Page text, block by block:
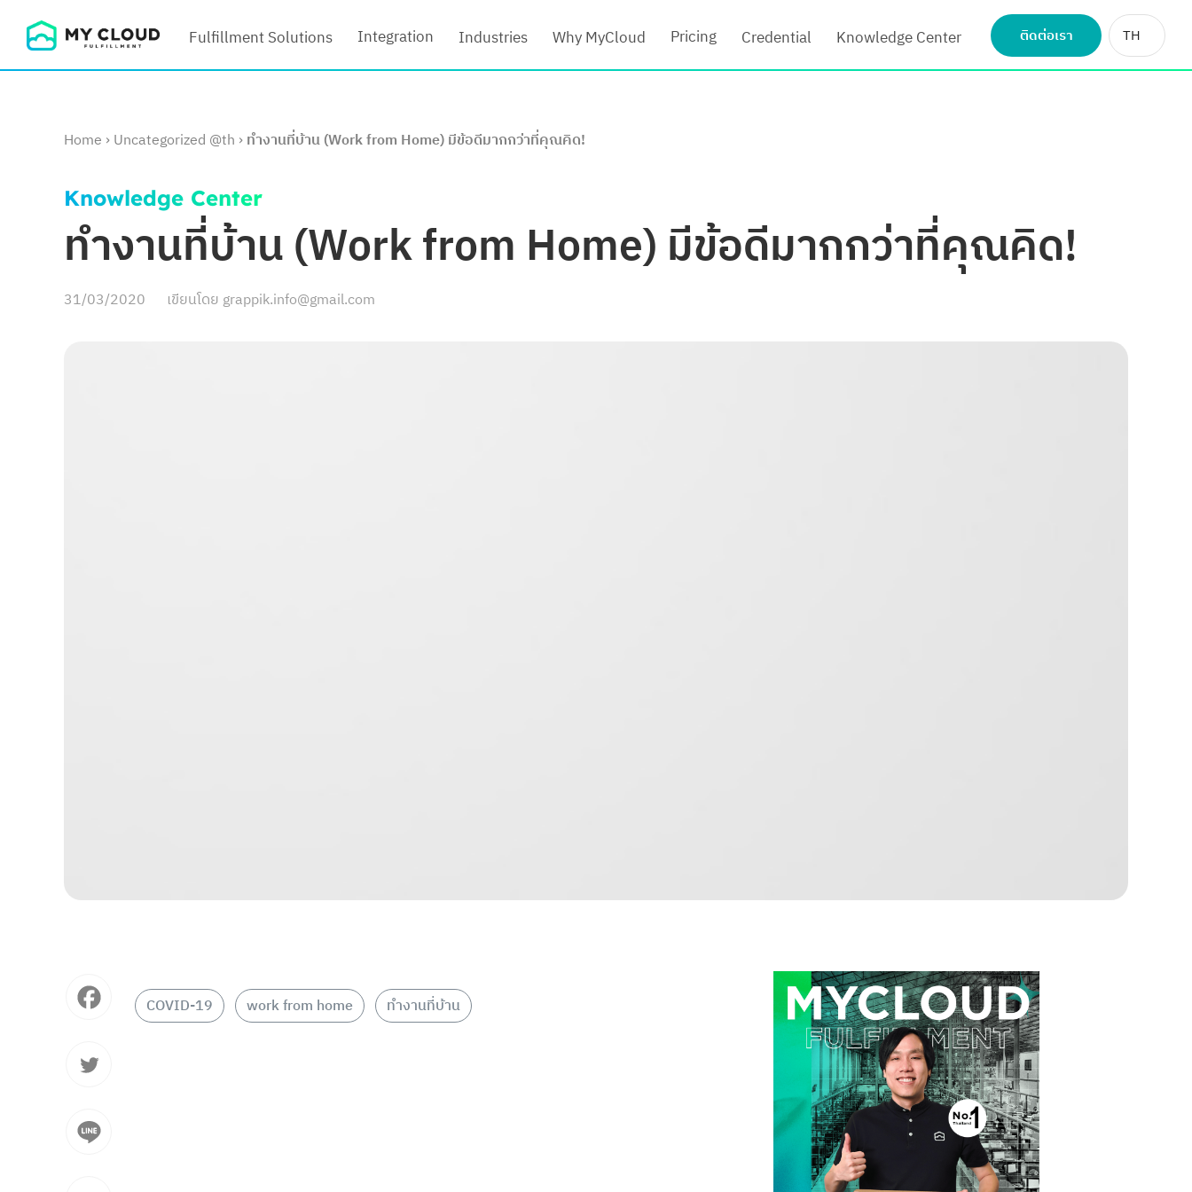
content
Fulfillment Solutions Integration Industries Why MyCloud Pricing Credential Knowledge Center ติดต่อเรา TH
Home ›Uncategorized @th ›ทำงานที่บ้าน (Work from Home) มีข้อดีมากกว่าที่คุณคิด!
Knowledge Center
ทำงานที่บ้าน (Work from Home) มีข้อดีมากกว่าที่คุณคิด!
31/03/2020 เขียนโดย grappik.info@gmail.com
COVID-19 work from home ทำงานที่บ้าน